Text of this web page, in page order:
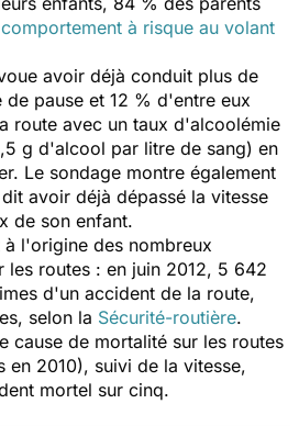
à risque au volant
avoir déjà conduit plus de
de pause et 12 % d'entre eux
route avec un taux d'alcoolémie
g d'alcool par litre de sang) en
Le sondage montre également
avoir déjà dépassé la vitesse
de son enfant.
l'origine des nombreux
les routes : en juin 2012, 5 642
d'un accident de la route,
selon la Sécurité-routière.
cause de mortalité sur les routes
en 2010), suivi de la vitesse,
mortel sur cinq.